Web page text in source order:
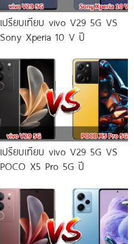
เปรียบเทียบ vivo V29 5G VS
Sony Xperia 10 V ปี
เปรียบเทียบ vivo V29 5G VS
POCO X5 Pro 5G ปี